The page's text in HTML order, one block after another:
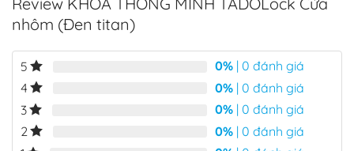
268.000₫.
nhôm (Đen titan)
5 0% | 0 đánh giá
4
0% | 0 đánh giá
3
0% | 0 đánh giá
2
0% | 0 đánh giá